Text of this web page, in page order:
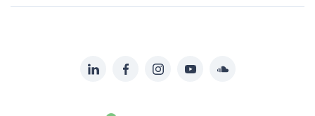
LinkedInFacebookInstagramYouTubeSoundcloud